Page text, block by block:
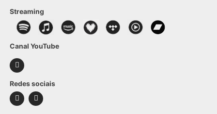
Streaming
Canal YouTube
Redes sociais